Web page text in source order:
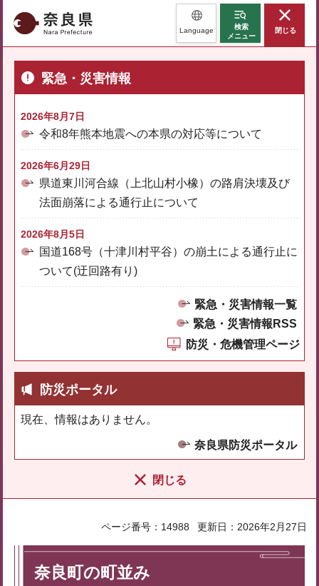
奈良県 Language
検索
メニュー
閉じる
緊急・災害情報
2026年8月7日
令和8年熊本地震への本県の対応等について
2026年6月29日
県道東川河合線（上北山村小橡）の路肩決壊及び
法面崩落による通行止について
2026年8月5日
国道168号（十津川村平谷）の崩土による通行止に
ついて(迂回路有り)
緊急・災害情報一覧
緊急・災害情報RSS
防災・危機管理ページ
防災ポータル
現在、情報はありません。
奈良県防災ポータル
閉じる
ページ番号：14988 更新日：2026年2月27日
奈良町の町並み